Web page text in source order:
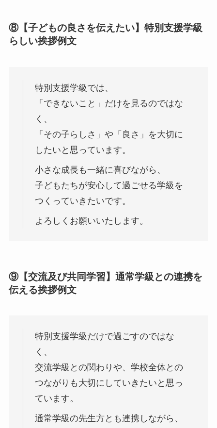
⑧【子どもの良さを伝えたい】特別支援学級
らしい挨拶例文
特別支援学級では、
「できないこと」だけを見るのではな
く、
「その子らしさ」や「良さ」を大切に
したいと思っています。
小さな成長も一緒に喜びながら、
子どもたちが安心して過ごせる学級を
つくっていきたいです。
よろしくお願いいたします。
⑨【交流及び共同学習】通常学級との連携を
伝える挨拶例文
特別支援学級だけで過ごすのではな
く、
交流学級との関わりや、学校全体との
つながりも大切にしていきたいと思っ
ています。
通常学級の先生方とも連携しながら、